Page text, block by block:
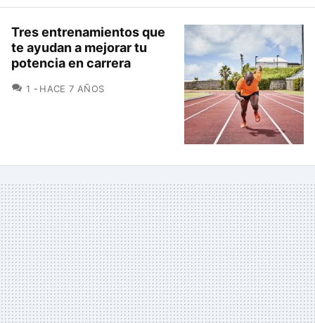
Tres entrenamientos que
te ayudan a mejorar tu
potencia en carrera
1 COMENTARIOS
HACE 7 AÑOS